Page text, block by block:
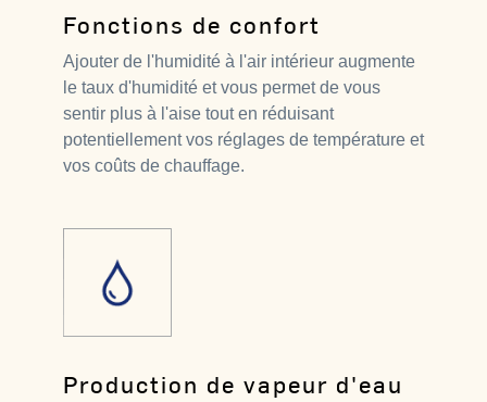
Fonctions de confort
Ajouter de l'humidité à l'air intérieur augmente
le taux d'humidité et vous permet de vous
sentir plus à l'aise tout en réduisant
potentiellement vos réglages de température et
vos coûts de chauffage.
Production de vapeur d'eau